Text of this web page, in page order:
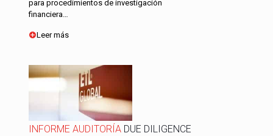
para procedimientos de investigación
financiera…
Leer más
INFORME AUDITORÍA DUE DILIGENCE